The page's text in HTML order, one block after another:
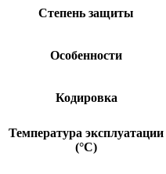
Степень защиты
Особенности
Кодировка
Температура эксплуатации
(°C)